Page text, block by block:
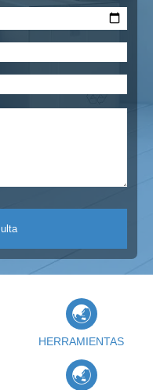
HERRAMIENTAS